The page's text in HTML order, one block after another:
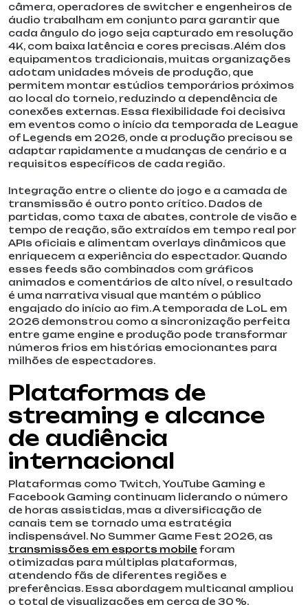
câmera, operadores de switcher e engenheiros de
áudio trabalham em conjunto para garantir que
cada ângulo do jogo seja capturado em resolução
4K, com baixa latência e cores precisas. Além dos
equipamentos tradicionais, muitas organizações
adotam unidades móveis de produção, que
permitem montar estúdios temporários próximos
ao local do torneio, reduzindo a dependência de
conexões externas. Essa flexibilidade foi decisiva
em eventos como o início da temporada de League
of Legends em 2026, onde a produção precisou se
adaptar rapidamente a mudanças de cenário e a
requisitos específicos de cada região.
Integração entre o cliente do jogo e a camada de
transmissão é outro ponto crítico. Dados de
partidas, como taxa de abates, controle de visão e
tempo de reação, são extraídos em tempo real por
APIs oficiais e alimentam overlays dinâmicos que
enriquecem a experiência do espectador. Quando
esses feeds são combinados com gráficos
animados e comentários de alto nível, o resultado
é uma narrativa visual que mantém o público
engajado do início ao fim. A temporada de LoL em
2026 demonstrou como a sincronização perfeita
entre game engine e produção pode transformar
números frios em histórias emocionantes para
milhões de espectadores.
Plataformas de
streaming e alcance
de audiência
internacional
Plataformas como Twitch, YouTube Gaming e
Facebook Gaming continuam liderando o número
de horas assistidas, mas a diversificação de
canais tem se tornado uma estratégia
indispensável. No Summer Game Fest 2026, as
transmissões em esports mobile foram
otimizadas para múltiplas plataformas,
atendendo fãs de diferentes regiões e
preferências. Essa abordagem multicanal ampliou
o total de visualizações em cerca de 30 %,